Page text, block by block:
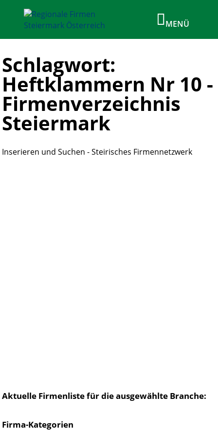
Schlagwort:
Heftklammern Nr 10 -
Firmenverzeichnis
Steiermark
Inserieren und Suchen - Steirisches Firmennetzwerk
Aktuelle Firmenliste für die ausgewählte Branche:
Firma-Kategorien